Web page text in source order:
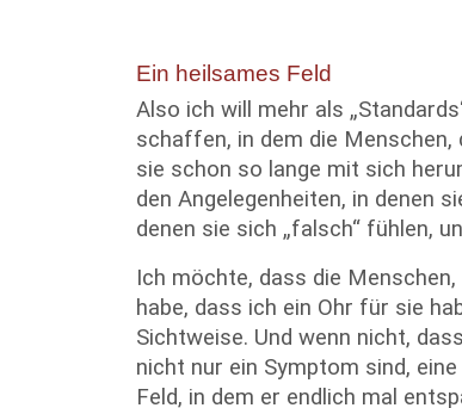
Ein heilsames Feld
Also ich will mehr als
schaffen, in dem die
sie schon so lange mit sich
den Angelegenheiten, in denen
denen sie sich „falsch“ fühlen,
Ich möchte, dass die
habe, dass ich ein Ohr für sie
Sichtweise. Und wenn nicht,
nicht nur ein Symptom sind,
Feld, in dem er endlich mal